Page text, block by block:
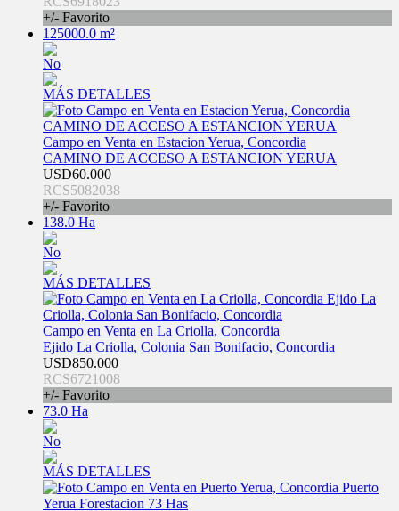
+/- Favorito
125000.0 m²
No
MÁS DETALLES
Campo en Venta en Estacion Yerua, Concordia
CAMINO DE ACCESO A ESTANCION YERUA
USD60.000
RCS5082038
+/- Favorito
138.0 Ha
No
MÁS DETALLES
Campo en Venta en La Criolla, Concordia
Ejido La Criolla, Colonia San Bonifacio, Concordia
USD850.000
RCS6721008
+/- Favorito
73.0 Ha
No
MÁS DETALLES